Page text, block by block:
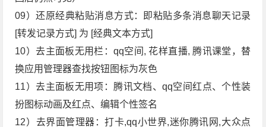
09）还原经典粘贴消息方式：即粘贴多条消息聊天记录
[转发记录方式] 为 [经典文本方式]
10）去主面板无用栏：qq空间, 花样直播, 腾讯课堂，替
换应用管理器查找按钮图标为灰色
11）去主面板无用项：腾讯文档、qq空间红点、个性装
扮图标动画及红点、编辑个性签名
12）去界面管理器：打卡,qq小世界,迷你腾讯网,大众点